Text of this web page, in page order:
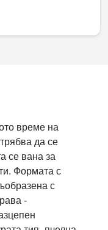
време на
да се
се вана за
Формата с
с
-